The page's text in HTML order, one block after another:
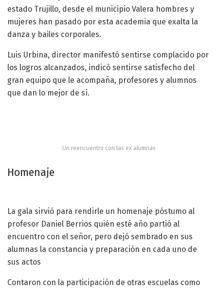
estado Trujillo, desde el municipio Valera hombres y
mujeres han pasado por esta academia que exalta la
danza y bailes corporales.
Luis Urbina, director manifestó sentirse complacido por
los logros alcanzados, indicó sentirse satisfecho del
gran equipo que le acompaña, profesores y alumnos
que dan lo mejor de sí.
Un reencuentro con las ex alumnas
Homenaje
La gala sirvió para rendirle un homenaje póstumo al
profesor Daniel Berrios quién esté año partió al
encuentro con el señor, pero dejó sembrado en sus
alumnas la constancia y preparación en cada uno de
sus actos
Contaron con la participación de otras escuelas como